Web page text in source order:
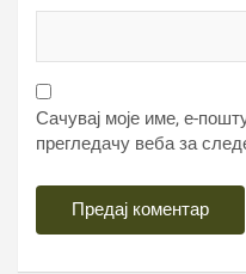
Сачувај моје име, е-
прегледачу веба за